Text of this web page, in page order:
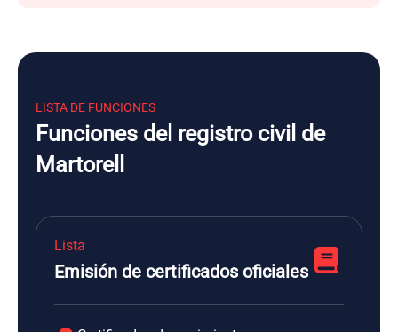
LISTA DE FUNCIONES
Funciones del registro civil de
Martorell
Lista
Emisión de certificados oficiales